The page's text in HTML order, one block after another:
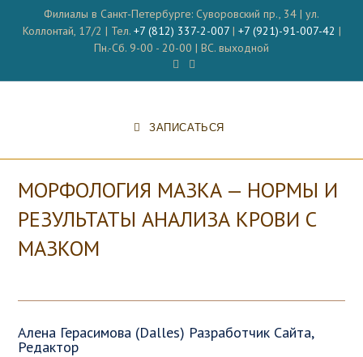
содержимому
Филиалы в Санкт-Петербурге: Суворовский пр., 34 | ул.
Коллонтай, 17/2 | Тел. +7 (812) 337-2-007| +7 (921)-91-007-42 |
Пн.-Сб. 9-00 - 20-00 | ВС. выходной
ЗАПИСАТЬСЯ
МОРФОЛОГИЯ МАЗКА — НОРМЫ И
РЕЗУЛЬТАТЫ АНАЛИЗА КРОВИ С
МАЗКОМ
Алена Герасимова (Dalles) Разработчик Сайта,
Редактор